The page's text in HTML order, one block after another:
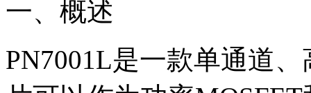
一、概述
PN7001L是一款单通道